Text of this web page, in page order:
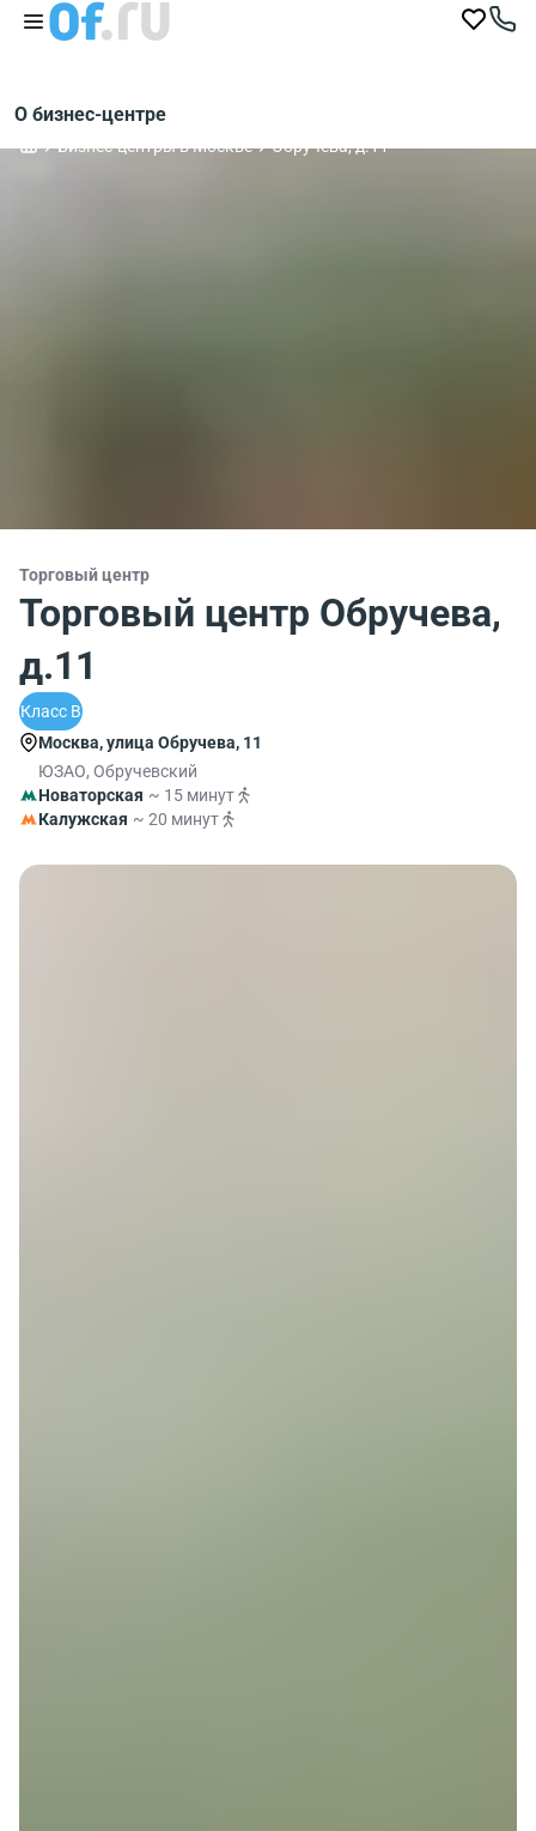
О бизнес-центре
Бизнес-центры в Москве Обручева, д.11
Торговый центр
Торговый центр Обручева,
д.11
Класс B
Москва, улица Обручева, 11
ЮЗАО, Обручевский
Новаторская ~ 15 минут
Калужская ~ 20 минут